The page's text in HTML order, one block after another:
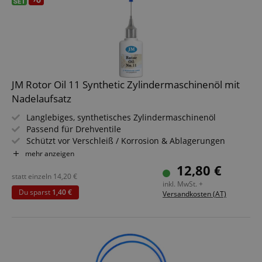
JM Rotor Oil 11 Synthetic Zylindermaschinenöl mit
Nadelaufsatz
Langlebiges, synthetisches Zylindermaschinenöl
Passend für Drehventile
Schützt vor Verschleiß / Korrosion & Ablagerungen
Geruchsneutral - nicht klumpend
Inhalt: 30 ml
mehr anzeigen
12,80 €
inkl. MwSt. +
Versandkosten (AT)
statt einzeln 14,20 €
Du sparst 1,40 €